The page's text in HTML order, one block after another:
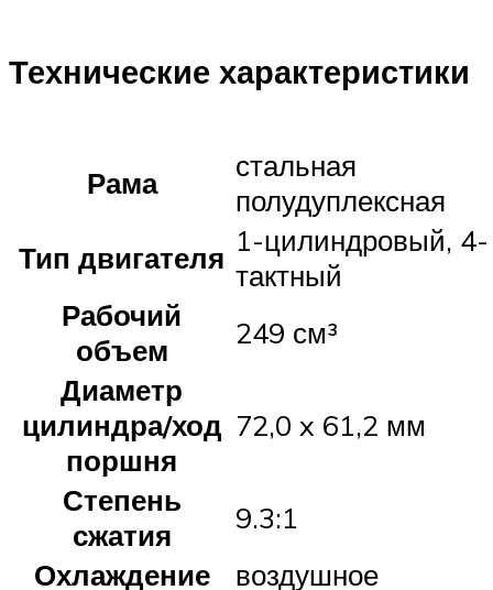
Технические характеристики
Рама
стальная
полудуплексная
Тип двигателя 1-цилиндровый, 4-
тактный
Рабочий
объем
249 см³
Диаметр
цилиндра/ход
поршня
72,0 x 61,2 мм
Степень
сжатия
9.3:1
Охлаждение
воздушное